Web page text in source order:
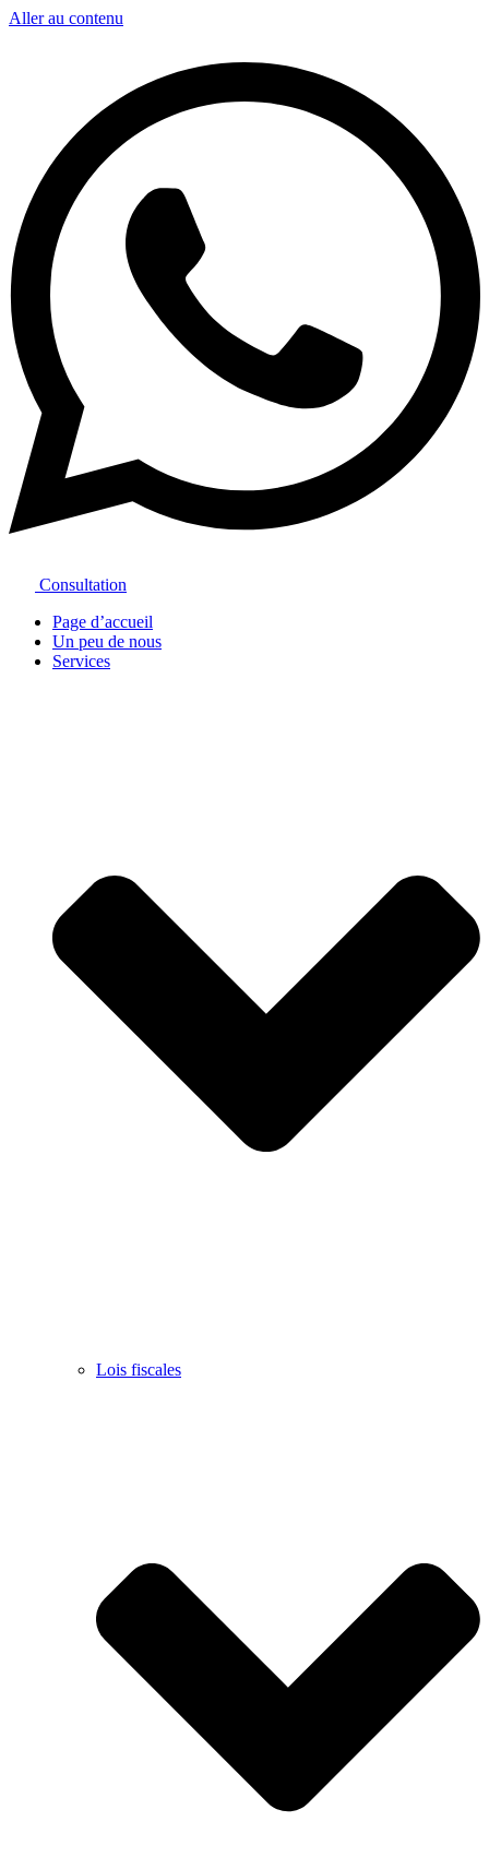
Aller au contenu
Consultation
Page d’accueil
Un peu de nous
Services
Lois fiscales